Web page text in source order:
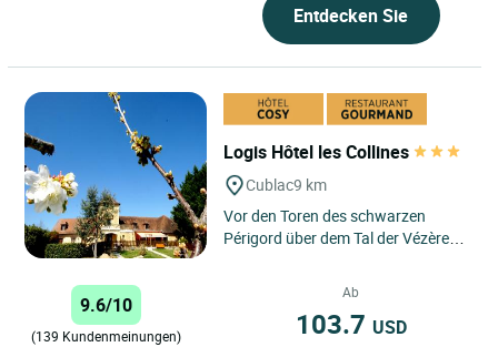
Entdecken Sie
Logis Hôtel les Collines
Cublac9 km
Vor den Toren des schwarzen
Périgord über dem Tal der Vézère
Les Collines seine Gäste...
9.6/10
(139 Kundenmeinungen)
Ab
103.7 USD